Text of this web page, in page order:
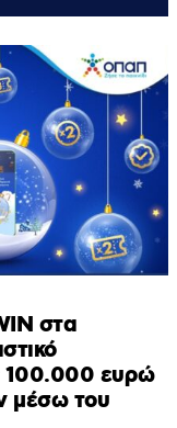
στα
100.000 ευρώ
μέσω του